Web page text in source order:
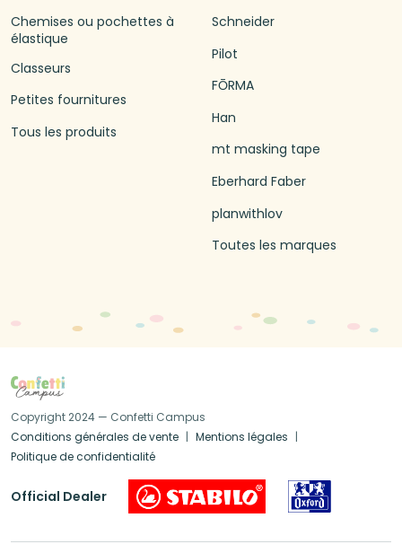
Chemises ou pochettes à
élastique
Classeurs
Petites fournitures
Tous les produits
Schneider
Pilot
FŌRMA
Han
mt masking tape
Eberhard Faber
planwithlov
Toutes les marques
Copyright 2024 — Confetti Campus
Conditions générales de vente
Mentions légales
Politique de confidentialité
Official Dealer